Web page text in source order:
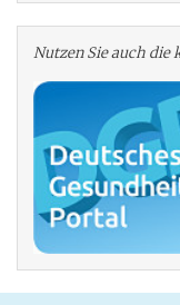
Nutzen Sie auch die